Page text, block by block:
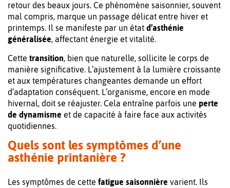
retour des beaux jours. Ce phénomène saisonnier, souvent
mal compris, marque un passage délicat entre hiver et
printemps. Il se manifeste par un état d’asthénie
généralisée, affectant énergie et vitalité.
Cette transition, bien que naturelle, sollicite le corps de
manière significative. L’ajustement à la lumière croissante
et aux températures changeantes demande un effort
d’adaptation conséquent. L’organisme, encore en mode
hivernal, doit se réajuster. Cela entraîne parfois une perte
de dynamisme et de capacité à faire face aux activités
quotidiennes.
Quels sont les symptômes d’une
asthénie printanière ?
Les symptômes de cette fatigue saisonnière varient. Ils